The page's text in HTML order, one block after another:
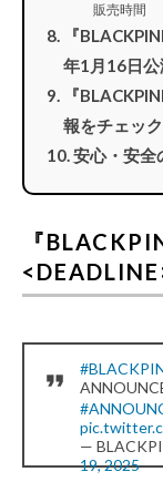
販売時間
『
年1月16日公
『
報をチェック
安心・安全
『
—
19, 2025